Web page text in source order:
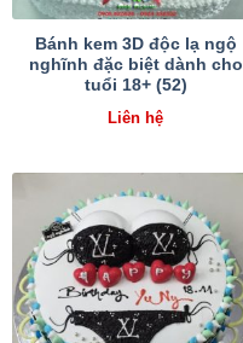
Bánh kem 3D độc lạ ngộ
nghĩnh đặc biệt dành cho
tuổi 18+ (52)
Liên hệ